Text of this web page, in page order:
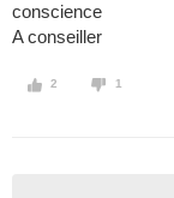
conscience
A conseiller
2 1